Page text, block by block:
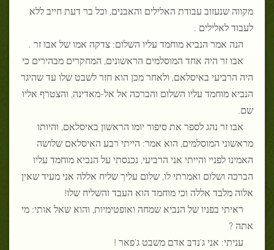
מקווה שנעזוב עבודת האלילים והאבנים, וכל בר דעת חייב ללא
לעבוד לאלילים .
הנה אמר הנביא מוחמד עליו השלום: צדקה אמו של אבו זר .
אבו זר היה אחד המוסלמים הראשונים, המחקרים מבהירים כי
היה הרביעי באיסלאם, ולאחר מכן הוא חזר לשבט שלו עד שהיגר
הנביא מוחמד עליו השלום והברכה אל אל-מאדינה, והצטרף אליו
שם.
אבו זר נהג לספר את סיפור יומו הראשון באיסלאם, והיותו
מראשוני המוסלמים, הוא אמר: הייתי רבע האיסלאם שלושה
האמינו לפניי והייתי אני הרביעי, נכנסתי על הנביא מוחמד עליו
הברכה ושלום ואמרתי לו, שלום עליך שליח אללה אני מעיד שאין
אלוה מלבד אללה וכי מוחמד הוא העבד והשליח שלו!
ראיתי בפניו של הנביא שמחה ואופטימיות, והוא שאל אותי: מי
אתה ?
עניתי: אני ג'נדבּ אדם משבט ג'פאר !